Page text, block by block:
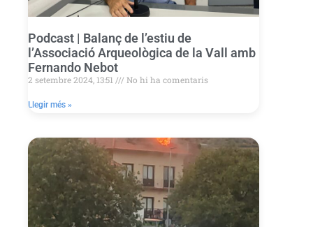
Podcast | Balanç de l’estiu de
l’Associació Arqueològica de la Vall amb
Fernando Nebot
2 setembre 2024, 13:51 No hi ha comentaris
Llegir més »